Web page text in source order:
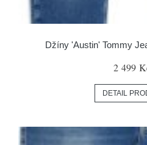
Džíny 'Austin' Tommy
2 499
DETAIL